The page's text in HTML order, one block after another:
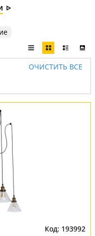
ОЧИСТИТЬ ВСЕ
193992